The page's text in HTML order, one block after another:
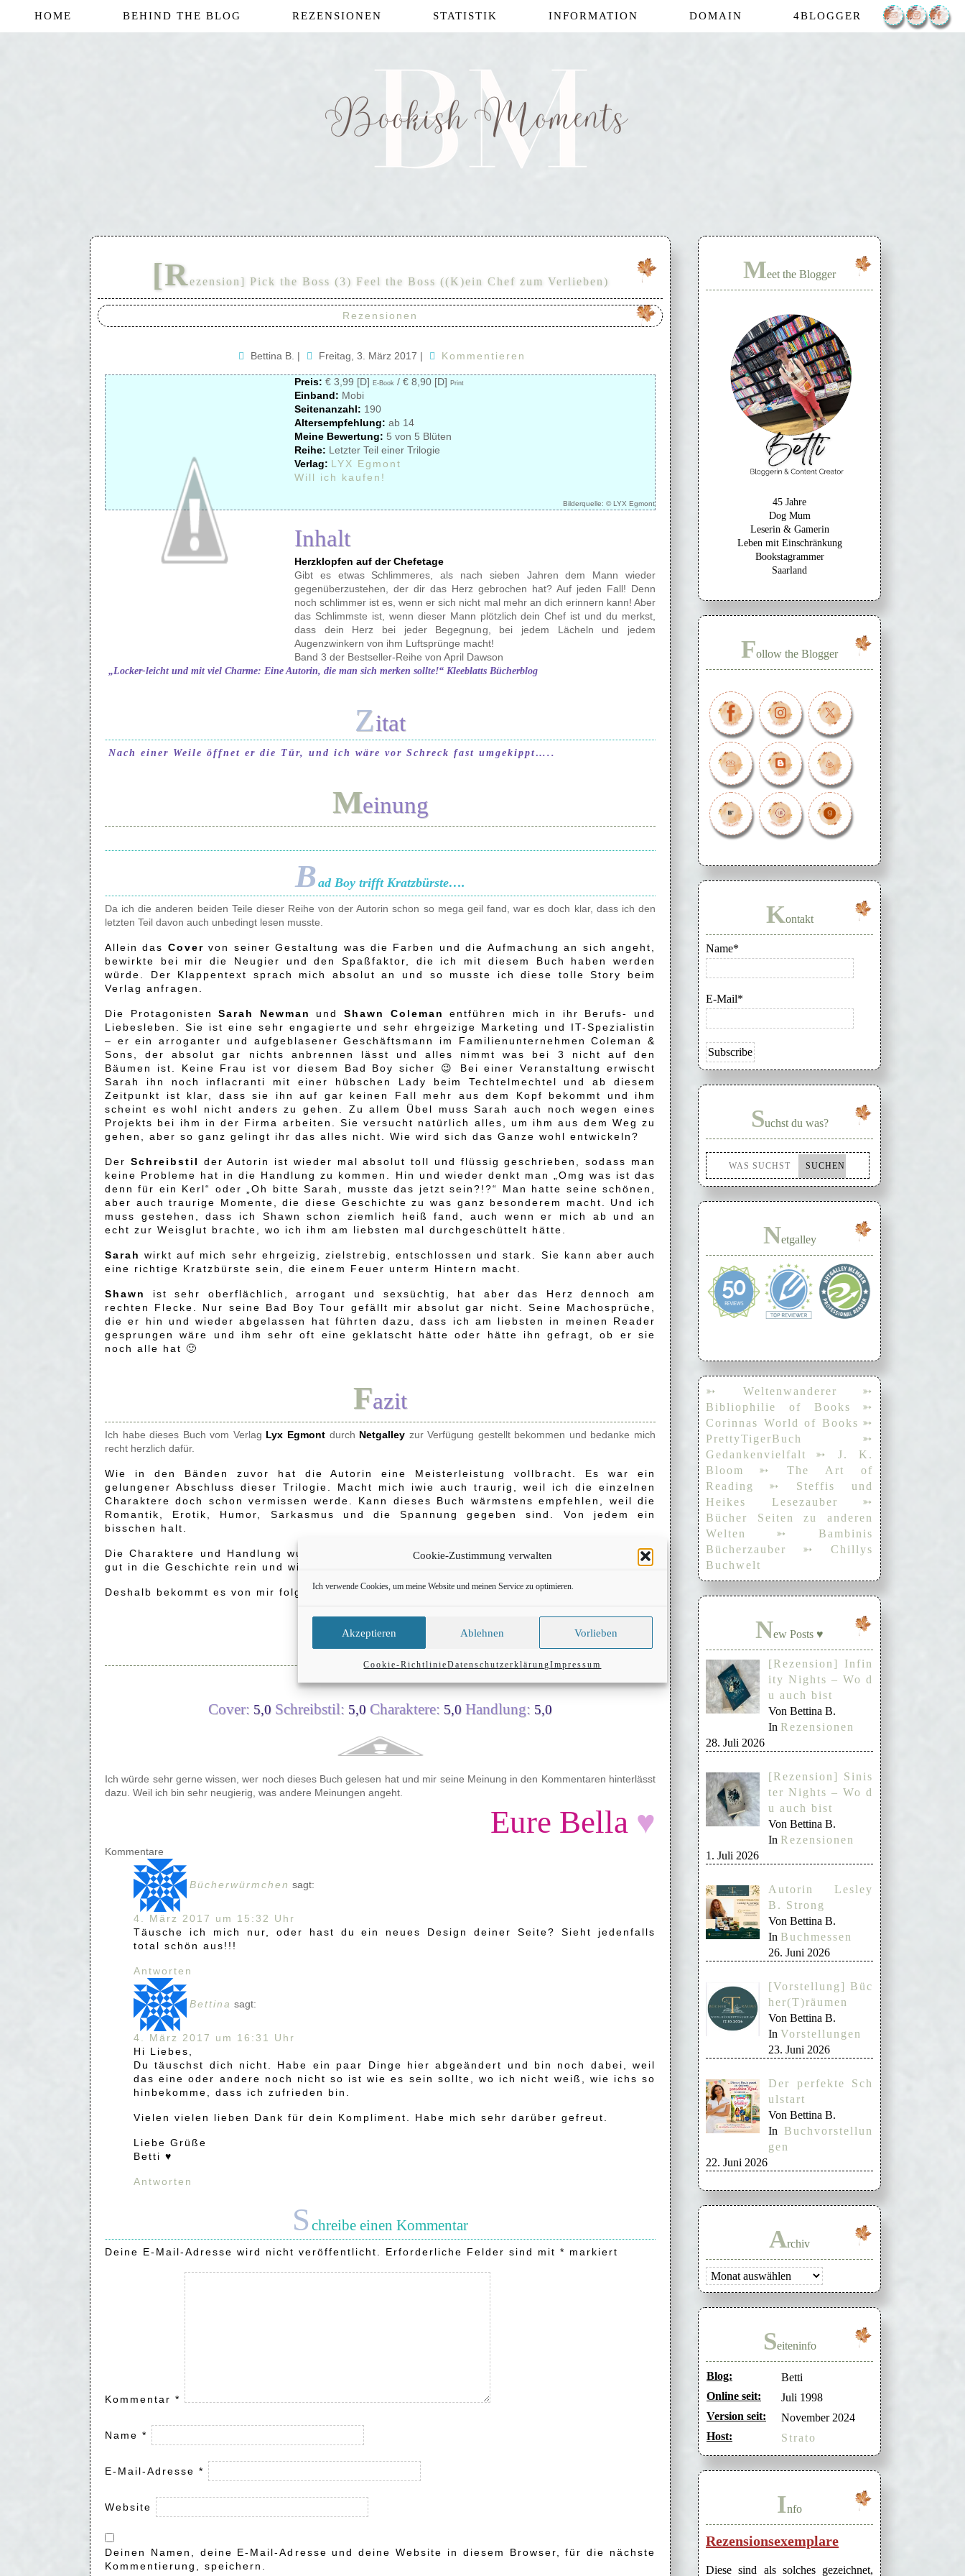
Cookie-Zustimmung verwalten
Ich verwende Cookies, um meine Website und meinen Service zu optimieren.
Akzeptieren Ablehnen Vorlieben
Cookie-RichtlinieDatenschutzerklärungImpressum
HOME BEHIND THE BLOG REZENSIONEN STATISTIK INFORMATION DOMAIN 4BLOGGER
[Rezension] Pick the Boss (3) Feel the Boss ((K)ein Chef zum Verlieben)
Rezensionen
Bettina B. | Freitag, 3. März 2017 | Kommentieren
Preis: € 3,99 [D] E-Book / € 8,90 [D] Print
Einband: Mobi
Seitenanzahl: 190
Altersempfehlung: ab 14
Meine Bewertung: 5 von 5 Blüten
Reihe: Letzter Teil einer Trilogie
Verlag: LYX Egmont
Will ich kaufen!
Bilderquelle: © LYX Egmont
Inhalt
Herzklopfen auf der Chefetage
Gibt es etwas Schlimmeres, als nach sieben Jahren dem Mann wieder
gegenüberzustehen, der dir das Herz gebrochen hat? Auf jeden Fall! Denn
noch schlimmer ist es, wenn er sich nicht mal mehr an dich erinnern kann! Aber
das Schlimmste ist, wenn dieser Mann plötzlich dein Chef ist und du merkst,
dass dein Herz bei jeder Begegnung, bei jedem Lächeln und jedem
Augenzwinkern von ihm Luftsprünge macht!
Band 3 der Bestseller-Reihe von April Dawson
„Locker-leicht und mit viel Charme: Eine Autorin, die man sich merken sollte!“ Kleeblatts Bücherblog
Zitat
Nach einer Weile öffnet er die Tür, und ich wäre vor Schreck fast umgekippt…..
Meinung
Bad Boy trifft Kratzbürste….
Da ich die anderen beiden Teile dieser Reihe von der Autorin schon so mega geil fand, war es doch klar, dass ich den
letzten Teil davon auch unbedingt lesen musste.
Allein das Cover von seiner Gestaltung was die Farben und die Aufmachung an sich angeht,
bewirkte bei mir die Neugier und den Spaßfaktor, die ich mit diesem Buch haben werden
würde. Der Klappentext sprach mich absolut an und so musste ich diese tolle Story beim
Verlag anfragen.
Die ProtagonistenSarah Newman und Shawn Coleman
entführen mich in ihr Berufs- und
Liebesleben. Sie ist eine sehr engagierte und sehr ehrgeizige Marketing und IT-Spezialistin
– er ein arroganter und aufgeblasener Geschäftsmann im Familienunternehmen Coleman &
Sons, der absolut gar nichts anbrennen lässt und alles nimmt was bei 3 nicht auf den
Bäumen ist. Keine Frau ist vor diesem Bad Boy sicher 😉 Bei einer Veranstaltung erwischt
Sarah ihn noch inflacranti mit einer hübschen Lady beim Techtelmechtel und ab diesem
Zeitpunkt ist klar, dass sie ihn auf gar keinen Fall mehr aus dem Kopf bekommt und ihm
scheint es wohl nicht anders zu gehen. Zu allem Übel muss Sarah auch noch wegen eines
Projekts bei ihm in der Firma arbeiten. Sie versucht natürlich alles, um ihm aus dem Weg zu
gehen, aber so ganz gelingt ihr das alles nicht. Wie wird sich das Ganze wohl entwickeln?
Der Schreibstil
der Autorin ist wieder mal absolut toll und flüssig geschrieben, sodass man
keine Probleme hat in die Handlung zu kommen. Hin und wieder denkt man „Omg was ist das
denn für ein Kerl“ oder „Oh bitte Sarah, musste das jetzt sein?!?“ Man hatte seine schönen,
aber auch traurige Momente, die diese Geschichte zu was ganz besonderem macht. Und ich
muss gestehen, dass ich Shawn schon ziemlich heiß fand, auch wenn er mich ab und an
echt zur Weisglut brachte, wo ich ihm am liebsten mal durchgeschüttelt hätte.
Sarah wirkt auf mich sehr ehrgeizig, zielstrebig, entschlossen und stark. Sie kann aber auch
eine richtige Kratzbürste sein, die einem Feuer unterm Hintern macht.
Shawn
ist sehr oberflächlich, arrogant und sexsüchtig, hat aber das Herz dennoch am
rechten Flecke. Nur seine Bad Boy Tour gefällt mir absolut gar nicht. Seine Machosprüche,
die er hin und wieder abgelassen hat führten dazu, dass ich am liebsten in meinen Reader
gesprungen wäre und ihm sehr oft eine geklatscht hätte oder hätte ihn gefragt, ob er sie
noch alle hat 🙂
Fazit
Ich habe dieses Buch vom Verlag Lyx Egmontdurch Netgalley zur Verfügung gestellt bekommen und bedanke mich
recht herzlich dafür.
Wie in den Bänden zuvor hat die Autorin eine Meisterleistung vollbracht. Es war ein
gelungener Abschluss dieser Trilogie. Macht mich iwie auch traurig, weil ich die einzelnen
Charaktere doch schon vermissen werde. Kann dieses Buch wärmstens empfehlen, weil die
Romantik, Erotik, Humor, Sarkasmus und die Spannung gegeben sind. Von jedem ein
bisschen halt.
Die Charaktere und Handlung wurden sehr gut rausgearbeitet und umgesetzt. Ich kam sehr
gut in die Geschichte rein und wieder einmal hat mich April gepackt bis zum Schluss.
Deshalb bekommt es von mir folgende
Bewertung
Cover: 5,0 Schreibstil: 5,0 Charaktere: 5,0 Handlung: 5,0
Ich würde sehr gerne wissen, wer noch dieses Buch gelesen hat und mir seine Meinung in den Kommentaren hinterlässt
dazu. Weil ich bin sehr neugierig, was andere Meinungen angeht.
Eure Bella ♥
Kommentare
Bücherwürmchen sagt:
4. März 2017 um 15:32 Uhr
Täusche ich mich nur, oder hast du ein neues Design deiner Seite? Sieht jedenfalls
total schön aus!!!
Antworten
Bettina sagt:
4. März 2017 um 16:31 Uhr
Hi Liebes,
Du täuschst dich nicht. Habe ein paar Dinge hier abgeändert und bin noch dabei, weil
das eine oder andere noch nicht so ist wie es sein sollte, wo ich nicht weiß, wie ichs so
hinbekomme, dass ich zufrieden bin.
Vielen vielen lieben Dank für dein Kompliment. Habe mich sehr darüber gefreut.
Liebe Grüße
Betti ♥
Antworten
S chreibe einen Kommentar
Deine E-Mail-Adresse wird nicht veröffentlicht. Erforderliche Felder sind mit * markiert
Kommentar *
Name *
E-Mail-Adresse *
Website
Deinen Namen, deine E-Mail-Adresse und deine Website in diesem Browser, für die nächste
Kommentierung, speichern.
Meet the Blogger
45 Jahre
Dog Mum
Leserin & Gamerin
Leben mit Einschränkung
Bookstagrammer
Saarland
Follow the Blogger
Kontakt
Name*
E-Mail*
Suchst du was?
Netgalley
➳ Weltenwanderer
➳
Bibliophilie of Books
➳
Corinnas World of Books ➳
PrettyTigerBuch
➳
Gedankenvielfalt
➳ J. K.
Bloom
➳ The Art of
Reading
➳ Steffis und
Heikes Lesezauber
➳
Bücher Seiten zu anderen
Welten
➳ Bambinis
Bücherzauber
➳ Chillys
Buchwelt
New Posts ♥
[Rezension] Infin
ity Nights – Wo d
u auch bist
Von Bettina B.
In Rezensionen
28. Juli 2026
[Rezension] Sinis
ter Nights – Wo d
u auch bist
Von Bettina B.
In Rezensionen
1. Juli 2026
Autorin Lesley
B. Strong
Von Bettina B.
In Buchmessen
26. Juni 2026
[Vorstellung] Büc
her(T)räumen
Von Bettina B.
In Vorstellungen
23. Juni 2026
Der perfekte Sch
ulstart
Von Bettina B.
In Buchvorstellun
gen
22. Juni 2026
Archiv
Archiv
Seiteninfo
Blog:
Betti
Online seit:
Juli 1998
Version seit:
November 2024
Host:
Strato
Info
Rezensionsexemplare
Diese sind als solches gezeichnet,